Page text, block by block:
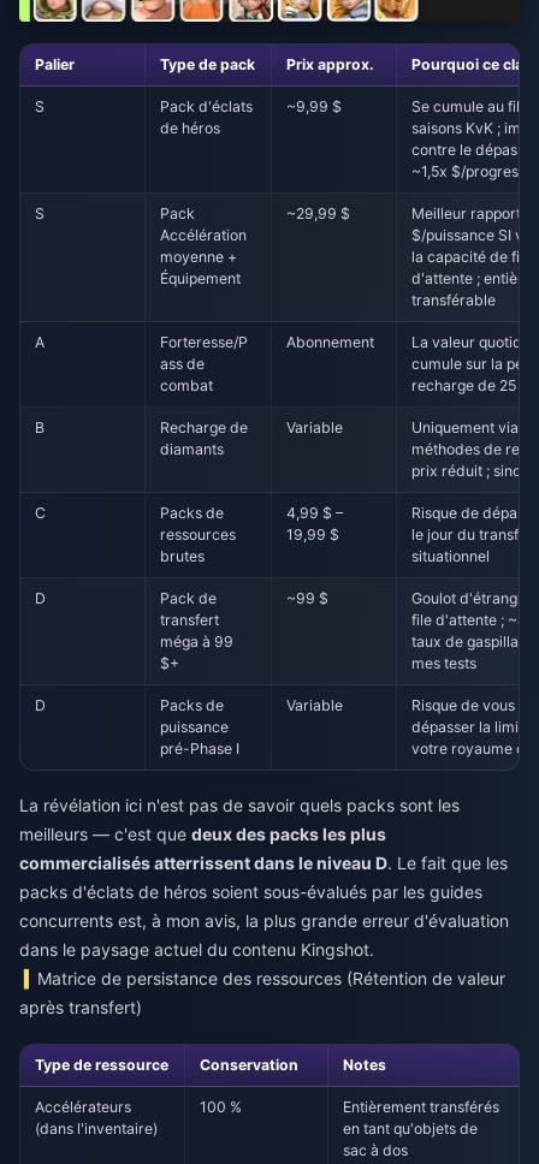
Palier Type de pack Prix approx. Pourquoi ce
S
Pack d'éclats
de héros
~9,99 $
Se cumule au fil
saisons KvK ;
contre le
~1,5x $/
S
Pack
Accélération
moyenne +
Équipement
~29,99 $
Meilleur rapport
$/puissance SI
la capacité de file
d'attente ;
transférable
A
Forteresse/P
ass de
combat
Abonnement
La valeur
cumule sur la
recharge de 25
B
Recharge de
diamants
Variable
Uniquement via
méthodes de
prix réduit ; sinon
C
Packs de
ressources
brutes
4,99 $ –
19,99 $
Risque de
le jour du
situationnel
D
Pack de
transfert
méga à 99
$+
~99 $
Goulot
file d'attente ; ~40
taux de
mes tests
D
Packs de
puissance
pré-Phase I
Variable
Risque de vous
dépasser la limite
votre royaume
La révélation ici n'est pas de savoir quels packs sont les
meilleurs — c'est que deux des packs les plus
commercialisés atterrissent dans le niveau D. Le fait que les
packs d'éclats de héros soient sous-évalués par les guides
concurrents est, à mon avis, la plus grande erreur d'évaluation
dans le paysage actuel du contenu Kingshot.
Matrice de persistance des ressources (Rétention de valeur
après transfert)
Type de ressource Conservation Notes
Accélérateurs
(dans l'inventaire)
100 %
Entièrement transférés
en tant qu'objets de
sac à dos